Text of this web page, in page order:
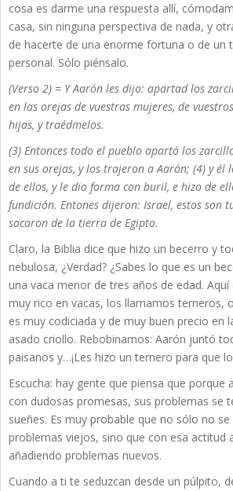
cosa es darme una respuesta allí,
casa, sin ninguna perspectiva de nada, y
de hacerte de una enorme fortuna o de un
personal. Sólo piénsalo.
(Verso 2) = Y Aarón les dijo: apartad los
en las orejas de vuestras mujeres, de
hijas, y traédmelos.
(3) Entonces todo el pueblo apartó los
en sus orejas, y los trajeron a Aarón; (4) y él
de ellos, y le dio forma con buril, e hizo de
fundición. Entones dijeron: Israel, estos son
sacaron de la tierra de Egipto.
Claro, la Biblia dice que hizo un becerro y
nebulosa, ¿Verdad? ¿Sabes lo que es un
una vaca menor de tres años de edad. Aquí
muy rico en vacas, los llamamos terneros,
es muy codiciada y de muy buen precio en
asado criollo. Rebobinamos: Aarón juntó
paisanos y…¡Les hizo un ternero para que
Escucha: hay gente que piensa que porque
con dudosas promesas, sus problemas se
sueñes. Es muy probable que no sólo no
problemas viejos, sino que con esa actitud
añadiendo problemas nuevos.
Cuando a ti te seduzcan desde un púlpito,